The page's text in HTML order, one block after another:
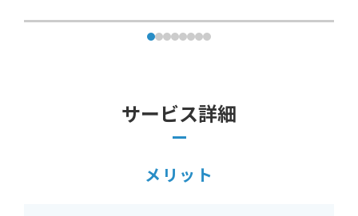
サービス詳細
メリット